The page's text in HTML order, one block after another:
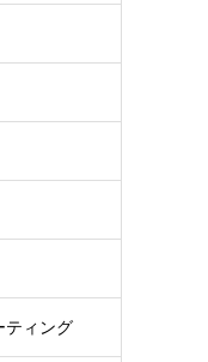
ティング